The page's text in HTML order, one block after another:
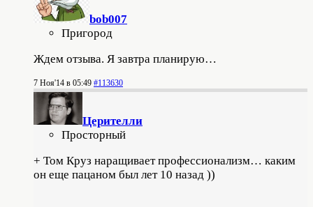
bob007
Пригород
Ждем отзыва. Я завтра планирую…
7 Ноя'14 в 05:49 #113630
Церителли
Просторный
+ Том Круз наращивает профессионализм… каким
он еще пацаном был лет 10 назад ))